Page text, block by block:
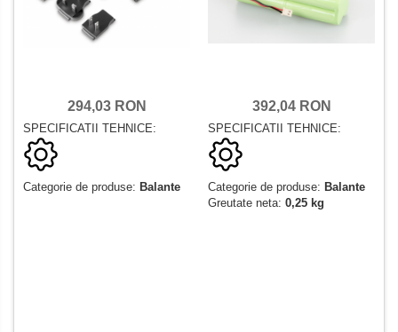
294,03 RON
SPECIFICATII TEHNICE:
Categorie de produse: Balante
392,04 RON
SPECIFICATII TEHNICE:
Categorie de produse: Balante
Greutate neta: 0,25 kg